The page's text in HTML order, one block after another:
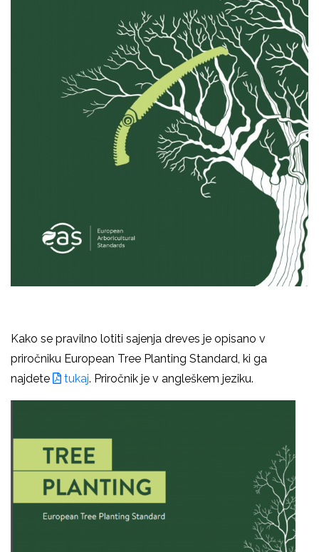
Kako se pravilno lotiti sajenja dreves je opisano v
priročniku European Tree Planting Standard, ki ga
najdete
tukaj. Priročnik je v angleškem jeziku.